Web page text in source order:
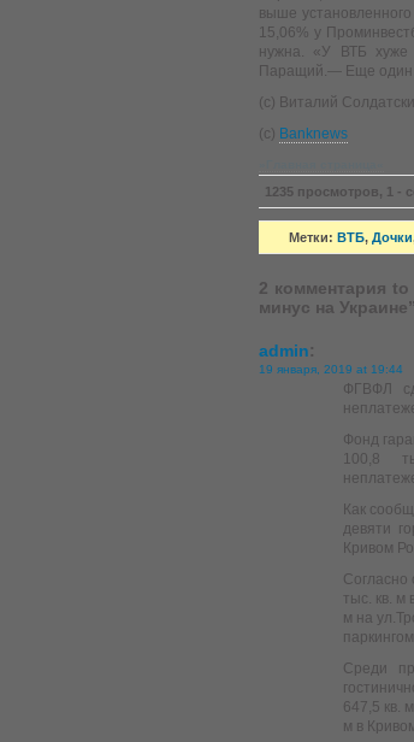
выше
15,06% у
нужна. «У ВТБ хуже
Паращий.— Еще один
(с) Виталий
(c) Banknews
1235 просмотров, 1 -
Метки: ВТБ, Дочки
2 комментария
минус на Украине”
admin:
19 января, 2019 at 19:44
ФГВФЛ
Фонд
100,8
Как
девяти
Кривом
тыс. кв. м
м на
Среди
647,5 кв.
м в